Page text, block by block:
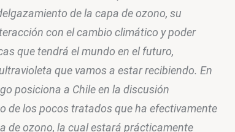
de la capa de ozono, su
con el cambio climático y poder
que tendrá el mundo en el futuro,
que vamos a estar recibiendo. En
posiciona a Chile en la discusión
de los pocos tratados que ha efectivamente
de ozono, la cual estará prácticamente